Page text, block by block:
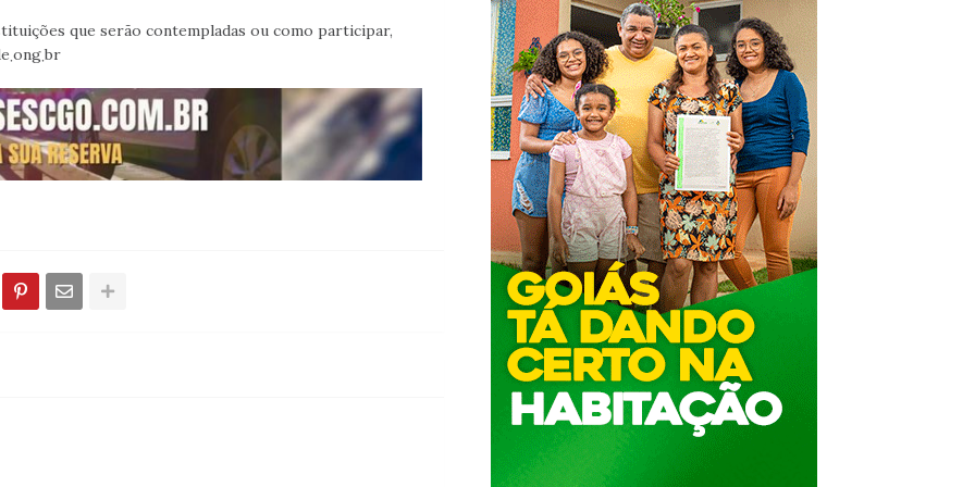
que serão contempladas ou como participar,
entre em contato pelo e-mail: contato＠incide܂ong܂br